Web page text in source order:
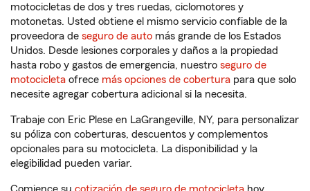
motocicletas de dos y tres ruedas, ciclomotores y
motonetas. Usted obtiene el mismo servicio confiable de la
proveedora de seguro de auto más grande de los Estados
Unidos. Desde lesiones corporales y daños a la propiedad
hasta robo y gastos de emergencia, nuestro seguro de
motocicleta ofrece más opciones de cobertura para que solo
necesite agregar cobertura adicional si la necesita.
Trabaje con Eric Plese en LaGrangeville, NY, para personalizar
su póliza con coberturas, descuentos y complementos
opcionales para su motocicleta. La disponibilidad y la
elegibilidad pueden variar.